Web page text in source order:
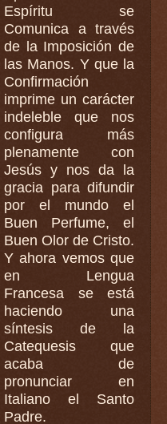
Espíritu se
Comunica a través
de la Imposición de
las Manos. Y que la
Confirmación
imprime un carácter
indeleble que nos
configura más
plenamente con
Jesús y nos da la
gracia para difundir
por el mundo el
Buen Perfume, el
Buen Olor de Cristo.
Y ahora vemos que
en Lengua
Francesa se está
haciendo una
síntesis de la
Catequesis que
acaba de
pronunciar en
Italiano el Santo
Padre.